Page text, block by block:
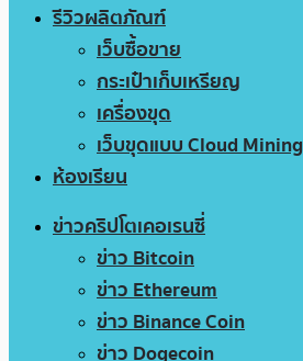
รีวิวผลิตภัณฑ์
เว็บซื้อขาย
กระเป๋าเก็บเหรียญ
เครื่องขุด
เว็บขุดแบบ Cloud Mining
ห้องเรียน
ข่าวคริปโตเคอเรนซี่
ข่าว Bitcoin
ข่าว Ethereum
ข่าว Binance Coin
ข่าว Dogecoin